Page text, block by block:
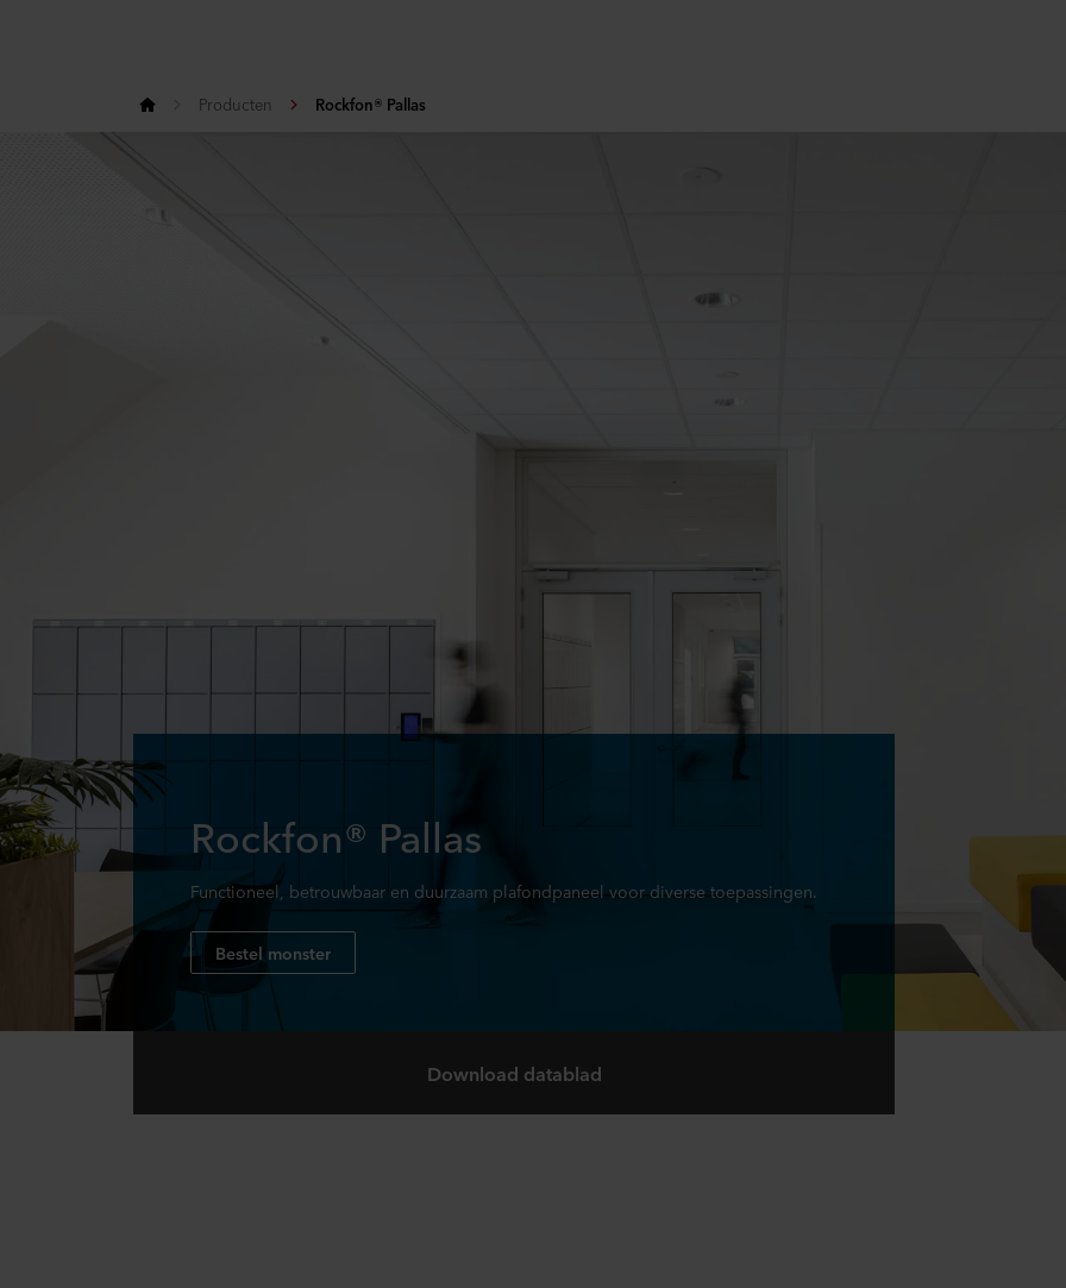
Producten Rockfon® Pallas
Rockfon® Pallas
Functioneel, betrouwbaar en duurzaam plafondpaneel voor diverse toepassingen.
Bestel monster
Download datablad